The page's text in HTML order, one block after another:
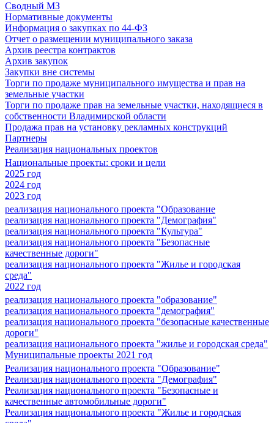
Сводный МЗ
Нормативные документы
Информация о закупках по 44-ФЗ
Отчет о размещении муниципального заказа
Архив реестра контрактов
Архив закупок
Закупки вне системы
Торги по продаже муниципального имущества и прав на
земельные участки
Торги по продаже прав на земельные участки, находящиеся в
собственности Владимирской области
Продажа прав на установку рекламных конструкций
Партнеры
Реализация национальных проектов
Национальные проекты: сроки и цели
2025 год
2024 год
2023 год
реализация национального проекта "Образование
реализация национального проекта "Демография"
реализация национального проекта "Культура"
реализация национального проекта "Безопасные
качественные дороги"
реализация национального проекта "Жилье и городская
среда"
2022 год
реализация национального проекта "образование"
реализация национального проекта "демография"
реализация национального проекта "безопасные качественные
дороги"
реализация национального проекта "жилье и городская среда"
Муниципальные проекты 2021 год
Реализация национального проекта "Образование"
Реализация национального проекта "Демография"
Реализация национального проекта "Безопасные и
качественные автомобильные дороги"
Реализация национального проекта "Жилье и городская